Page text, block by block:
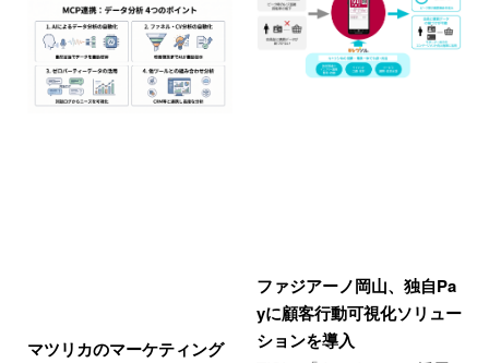
マツリカのマーケティング
ファジアーノ岡山、独自Pa
yに顧客行動可視化ソリュー
ションを導入